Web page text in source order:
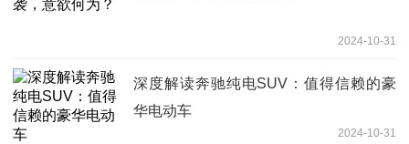
2024-10-31
深度解读奔驰纯电SUV：值得信赖的豪
华电动车
2024-10-31